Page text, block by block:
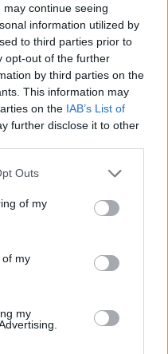
continue seeing
information utilized by
to third parties prior to
opt-out of the further
by third parties on the
This information may
on the IAB’s List of
further disclose it to other
Outs
of my
of my
my
for innhold på
det lenkes til.
fra siden eller
artikler.
for
leder: